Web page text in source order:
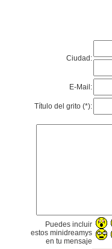
Ciudad:
E-Mail:
Título del grito (*):
Puedes incluir
estos minidreamys
en tu mensaje